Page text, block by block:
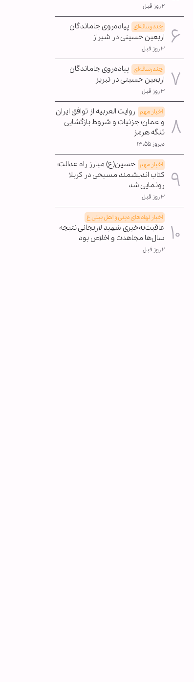
۲ روز قبل
چندرسانه‌ای پیاده‌روی جاماندگان
اربعین حسینی در شیراز
۳ روز قبل
چندرسانه‌ای پیاده‌روی جاماندگان
اربعین حسینی در تبریز
۳ روز قبل
اخبار مهم روایت العربیه از توافق ایران
و عمان؛ جزئیات و شروط بازگشایی
تنگه هرمز
دیروز ۱۳:۵۵
اخبار مهم حسین(ع) مبارز راه عدالت؛
کتاب اندیشمند مسیحی در کربلا
رونمایی شد
۳ روز قبل
اخبار نهادهای دینی و اهل بیتی ع
عاقبت‌به‌خیری شهید لاریجانی نتیجه
سال‌ها مجاهدت و اخلاص بود
۲ روز قبل